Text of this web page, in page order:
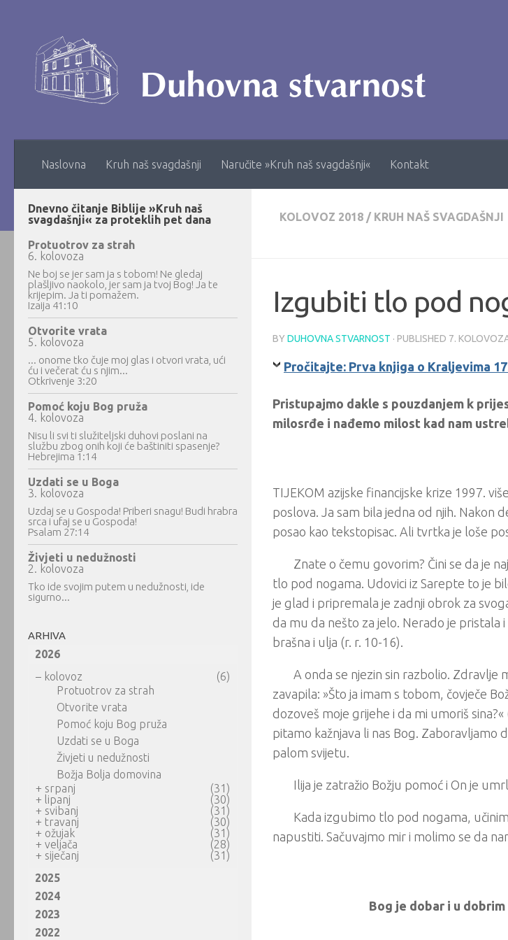
Naslovna Kruh naš svagdašnji Naručite »Kruh naš svagdašnji« Kontakt
KOLOVOZ 2018 / KRUH NAŠ SVAGDAŠNJI
Izgubiti tlo pod
BY DUHOVNA STVARNOST · PUBLISHED 7.
Pročitajte: Prva knjiga o Kraljevima
Pristupajmo dakle s pouzdanjem k
milosrđe i nađemo milost kad nam
TIJEKOM azijske financijske krize 1997.
poslova. Ja sam bila jedna od njih. Nakon
posao kao tekstopisac. Ali tvrtka je loše
Znate o čemu govorim? Čini se da je
tlo pod nogama. Udovici iz Sarepte to je
je glad i pripremala je zadnji obrok za
da mu da nešto za jelo. Nerado je pristala
brašna i ulja (r. r. 10-16).
A onda se njezin sin razbolio. Zdravlje
zavapila: »Što ja imam s tobom, čovječe
dozoveš moje grijehe i da mi umoriš
pitamo kažnjava li nas Bog. Zaboravljamo
palom svijetu.
Ilija je zatražio Božju pomoć i On je
Kada izgubimo tlo pod nogama,
napustiti. Sačuvajmo mir i molimo se da
Bog je dobar i u
Dnevno čitanje Biblije »Kruh naš
svagdašnji« za proteklih pet dana
Protuotrov za strah
6. kolovoza
Ne boj se jer sam ja s tobom! Ne gledaj
plašljivo naokolo, jer sam ja tvoj Bog! Ja te
krijepim. Ja ti pomažem.
Izaija 41:10
Otvorite vrata
5. kolovoza
... onome tko čuje moj glas i otvori vrata, ući
ću i večerat ću s njim...
Otkrivenje 3:20
Pomoć koju Bog pruža
4. kolovoza
Nisu li svi ti služiteljski duhovi poslani na
službu zbog onih koji će baštiniti spasenje?
Hebrejima 1:14
Uzdati se u Boga
3. kolovoza
Uzdaj se u Gospoda! Priberi snagu! Budi hrabra
srca i ufaj se u Gospoda!
Psalam 27:14
Živjeti u nedužnosti
2. kolovoza
Tko ide svojim putem u nedužnosti, ide
sigurno...
ARHIVA
2026
– kolovoz
(6)
Protuotrov za strah
Otvorite vrata
Pomoć koju Bog pruža
Uzdati se u Boga
Živjeti u nedužnosti
Božja Bolja domovina
+ srpanj
(31)
+ lipanj
(30)
+ svibanj
(31)
+ travanj
(30)
+ ožujak
(31)
+ veljača
(28)
+ siječanj
(31)
2025
2024
2023
2022